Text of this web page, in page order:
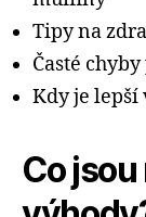
Tipy na
Časté
Kdy je lepší
Co